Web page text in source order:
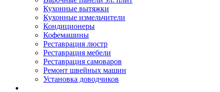
Кухонные вытяжки
Кухонные измельчители
Кондиционеры
Кофемашины
Реставрация люстр
Реставрация мебели
Реставрация самоваров
Ремонт швейных машин
Установка доводчиков